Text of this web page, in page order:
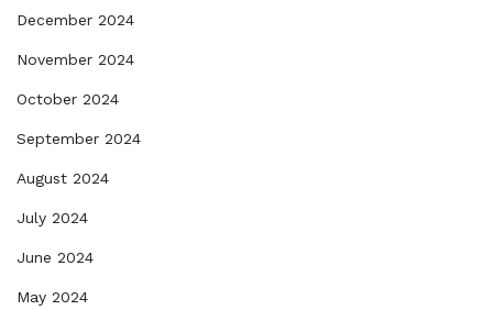
December 2024
November 2024
October 2024
September 2024
August 2024
July 2024
June 2024
May 2024